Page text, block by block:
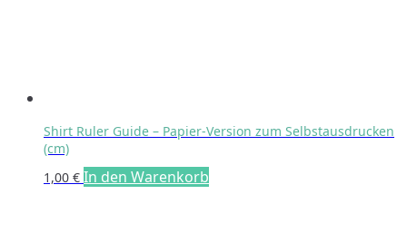
Shirt Ruler Guide – Papier-Version zum Selbstausdrucken
(cm)
1,00 € In den Warenkorb